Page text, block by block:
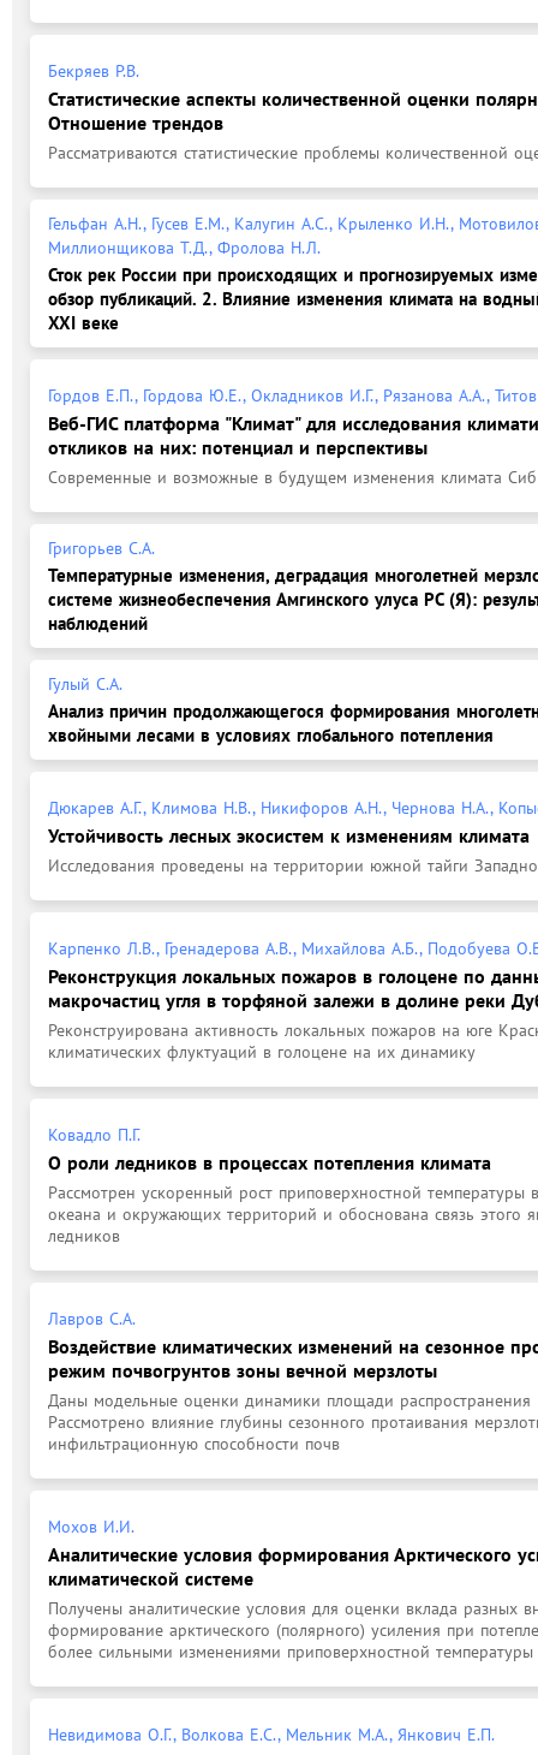
Бекряев Р.В.
Статистические аспекты количественной оценки
Отношение трендов
Рассматриваются статистические проблемы количественной
Гельфан А.Н., Гусев Е.М., Калугин А.С., Крыленко И.Н.,
Миллионщикова Т.Д., Фролова Н.Л.
Сток рек России при происходящих и прогнозируемых
обзор публикаций. 2. Влияние изменения климата на
XXI веке
Гордов Е.П., Гордова Ю.Е., Окладников И.Г., Рязанова А.А., Титов
Веб-ГИС платформа "Климат" для исследования
откликов на них: потенциал и перспективы
Современные и возможные в будущем изменения климата
Григорьев С.А.
Температурные изменения, деградация многолетней
системе жизнеобеспечения Амгинского улуса РС (Я):
наблюдений
Гулый С.А.
Анализ причин продолжающегося формирования
хвойными лесами в условиях глобального потепления
Дюкарев А.Г., Климова Н.В., Никифоров А.Н., Чернова Н.А.,
Устойчивость лесных экосистем к изменениям климата
Исследования проведены на территории южной тайги
Карпенко Л.В., Гренадерова А.В., Михайлова А.Б., Подобуева
Реконструкция локальных пожаров в голоцене по
макрочастиц угля в торфяной залежи в долине реки
Реконструирована активность локальных пожаров на юге
климатических флуктуаций в голоцене на их динамику
Ковадло П.Г.
О роли ледников в процессах потепления климата
Рассмотрен ускоренный рост приповерхностной температуры
океана и окружающих территорий и обоснована связь этого
ледников
Лавров С.А.
Воздействие климатических изменений на сезонное
режим почвогрунтов зоны вечной мерзлоты
Даны модельные оценки динамики площади распространения
Рассмотрено влияние глубины сезонного протаивания
инфильтрационную способности почв
Мохов И.И.
Аналитические условия формирования Арктического
климатической системе
Получены аналитические условия для оценки вклада разных
формирование арктического (полярного) усиления при
более сильными изменениями приповерхностной
Невидимова О.Г., Волкова Е.С., Мельник М.А., Янкович Е.П.